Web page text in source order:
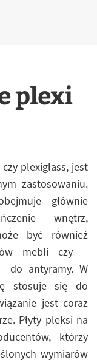
plexi
plexiglass, jest
zastosowaniu.
głównie
wnętrz,
być również
mebli czy –
do antyramy. W
stosuje się do
jest coraz
Płyty pleksi na
którzy
wymiarów